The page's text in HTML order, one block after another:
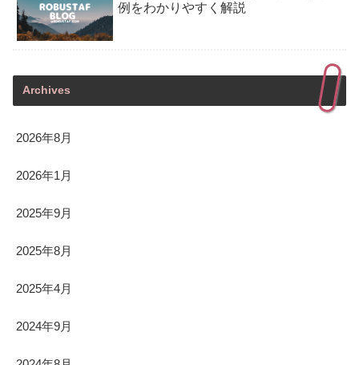
例をわかりやすく解説
Archives
2026年8月
2026年1月
2025年9月
2025年8月
2025年4月
2024年9月